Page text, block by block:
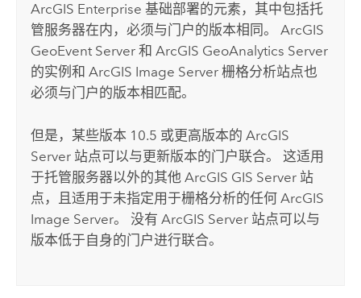
ArcGIS Enterprise 基础部署的元素，其中包括托
管服务器在内，必须与门户的版本相同。ArcGIS
GeoEvent Server 和ArcGIS GeoAnalytics Server
的实例和ArcGIS Image Server 栅格分析站点也
必须与门户的版本相匹配。
但是，某些版本 10.5 或更高版本的ArcGIS
Server 站点可以与更新版本的门户联合。 这适用
于托管服务器以外的其他ArcGIS GIS Server 站
点，且适用于未指定用于栅格分析的任何ArcGIS
Image Server。 没有ArcGIS Server 站点可以与
版本低于自身的门户进行联合。